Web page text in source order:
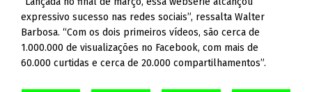
expressivo sucesso nas redes sociais”, ressalta Walter
Barbosa. “Com os dois primeiros vídeos, são cerca de
1.000.000 de visualizações no Facebook, com mais de
60.000 curtidas e cerca de 20.000 compartilhamentos”.